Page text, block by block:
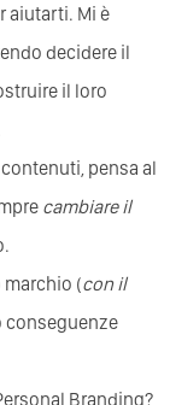
aiutarti. Mi è
decidere il
il loro
pensa al
cambiare il
(con il
conseguenze
Branding?